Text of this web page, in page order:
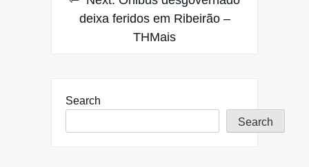
deixa feridos em Ribeirão –
THMais
Search
Search